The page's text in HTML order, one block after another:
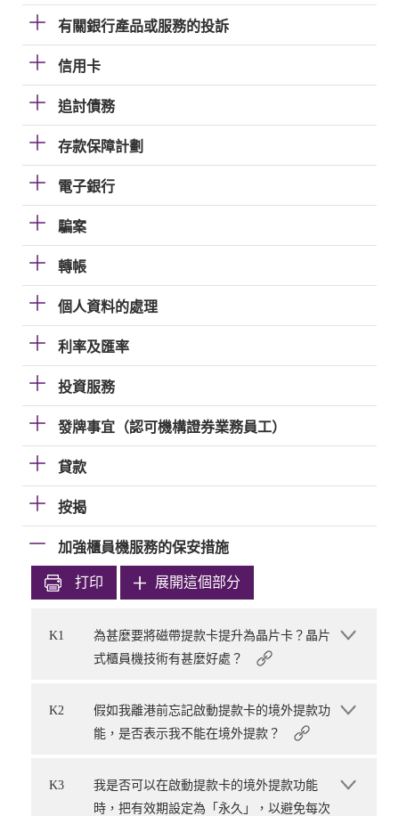
有關銀行產品或服務的投訴
信用卡
追討債務
存款保障計劃
電子銀行
騙案
轉帳
個人資料的處理
利率及匯率
投資服務
發牌事宜（認可機構證券業務員工）
貸款
按揭
加強櫃員機服務的保安措施
打印 展開這個部分
K1
為甚麼要將磁帶提款卡提升為晶片卡？晶片
式櫃員機技術有甚麼好處？
K2
假如我離港前忘記啟動提款卡的境外提款功
能，是否表示我不能在境外提款？
K3
我是否可以在啟動提款卡的境外提款功能
時，把有效期設定為「永久」，以避免每次